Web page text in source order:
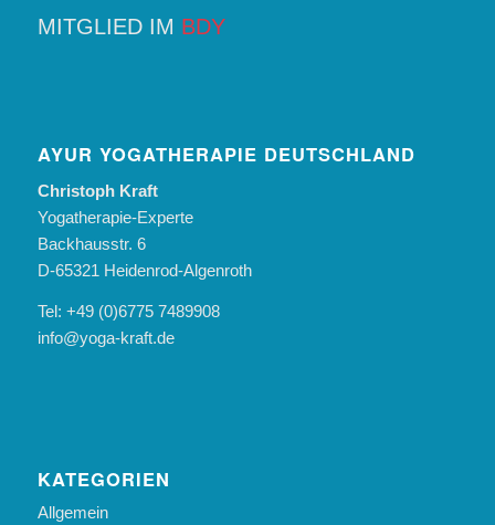
MITGLIED IM BDY
AYUR YOGATHERAPIE DEUTSCHLAND
Christoph Kraft
Yogatherapie-Experte
Backhausstr. 6
D-65321 Heidenrod-Algenroth
Tel: +49 (0)6775 7489908
info@yoga-kraft.de
KATEGORIEN
Allgemein